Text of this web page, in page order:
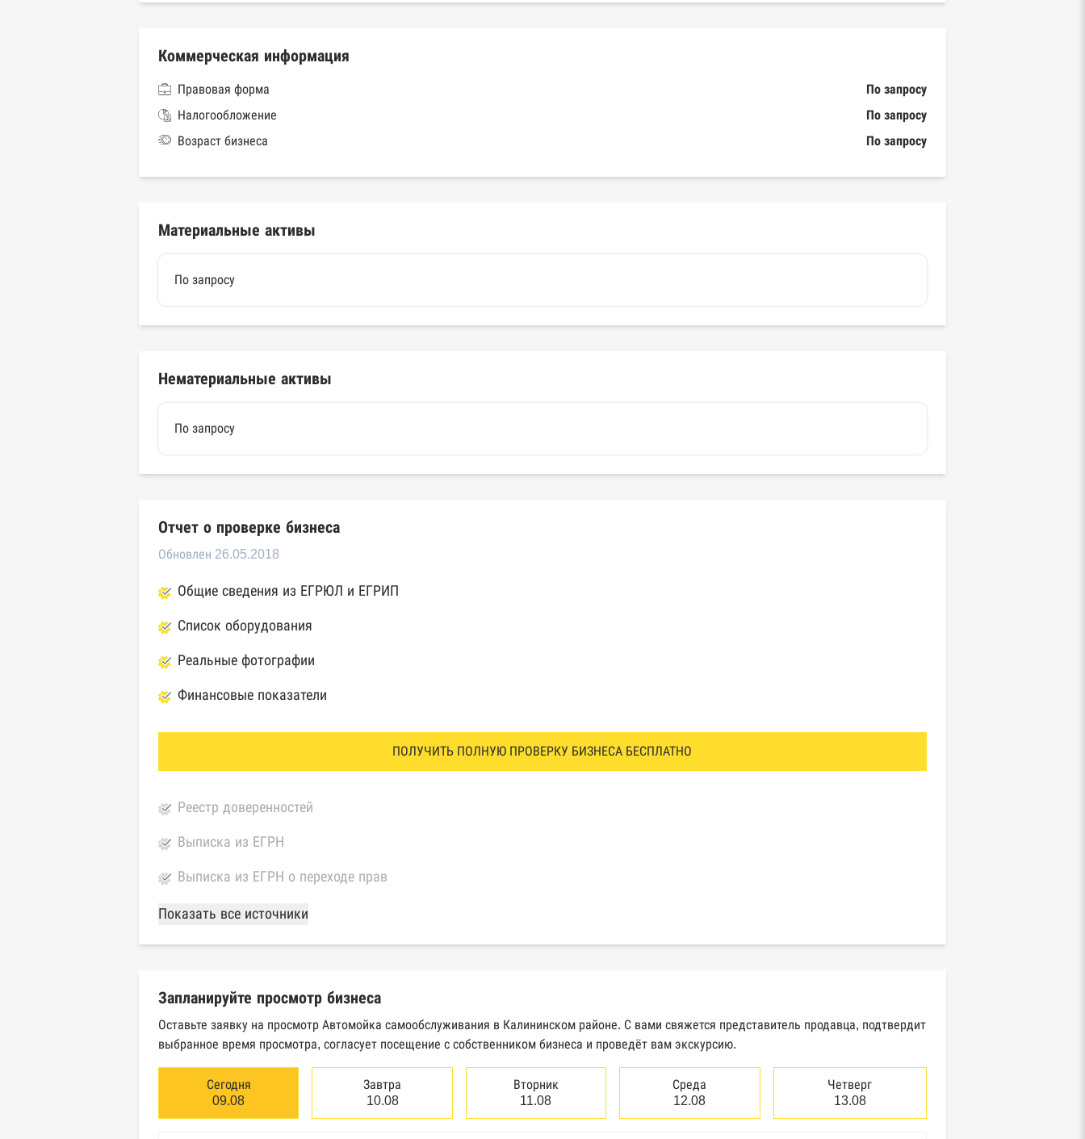
Коммерческая информация
Правовая форма
По запросу
Налогообложение
По запросу
Возраст бизнеса
По запросу
Материальные активы
По запросу
Нематериальные активы
По запросу
Отчет о проверке бизнеса
Обновлен 26.05.2018
Общие сведения из ЕГРЮЛ и ЕГРИП
Список оборудования
Реальные фотографии
Финансовые показатели
ПОЛУЧИТЬ ПОЛНУЮ ПРОВЕРКУ БИЗНЕСА БЕСПЛАТНО
Реестр доверенностей
Выписка из ЕГРН
Выписка из ЕГРН о переходе прав
База Росстата
Реестры ЕГРЮЛ и ЕГРИП Федеральной налоговой службы России
Картотека арбитражных дел Высшего арбитражного суда
Единый федеральный реестр сведений о банкротстве юридических лиц
Единый федеральный реестр сведений о банкротстве физических лиц
Реестр товарных знаков и знаков обслуживания Роспатента
Показать все источники
Запланируйте просмотр бизнеса
Оставьте заявку на просмотр Автомойка самообслуживания в Калининском районе. С вами свяжется представитель продавца, подтвердит
выбранное время просмотра, согласует посещение с собственником бизнеса и проведёт вам экскурсию.
Сегодня
09.08
Завтра
10.08
Вторник
11.08
Среда
12.08
Четверг
13.08